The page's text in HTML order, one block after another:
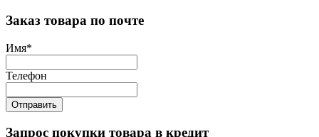
Заказ товара по почте
Имя*
Телефон
Отправить
Запрос покупки товара в кредит